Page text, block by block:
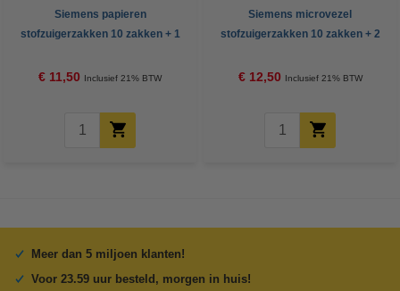
Siemens papieren
stofzuigerzakken 10 zakken + 1
€ 11,50 Inclusief 21% BTW
Siemens microvezel
stofzuigerzakken 10 zakken + 2
€ 12,50 Inclusief 21% BTW
Meer dan 5 miljoen klanten!
Voor 23.59 uur besteld, morgen in huis!